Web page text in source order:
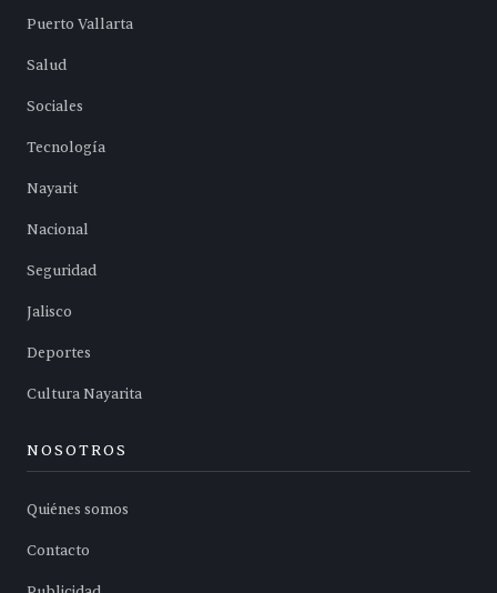
Puerto Vallarta
Salud
Sociales
Tecnología
Nayarit
Nacional
Seguridad
Jalisco
Deportes
Cultura Nayarita
NOSOTROS
Quiénes somos
Contacto